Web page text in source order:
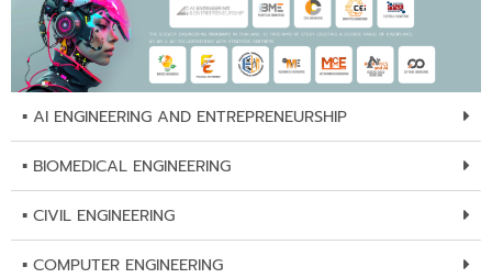
▪︎ AI ENGINEERING AND ENTREPRENEURSHIP
▪︎ BIOMEDICAL ENGINEERING
▪︎ CIVIL ENGINEERING
▪︎ COMPUTER ENGINEERING